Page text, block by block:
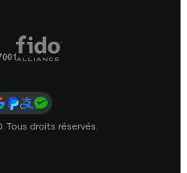
Tous droits réservés.